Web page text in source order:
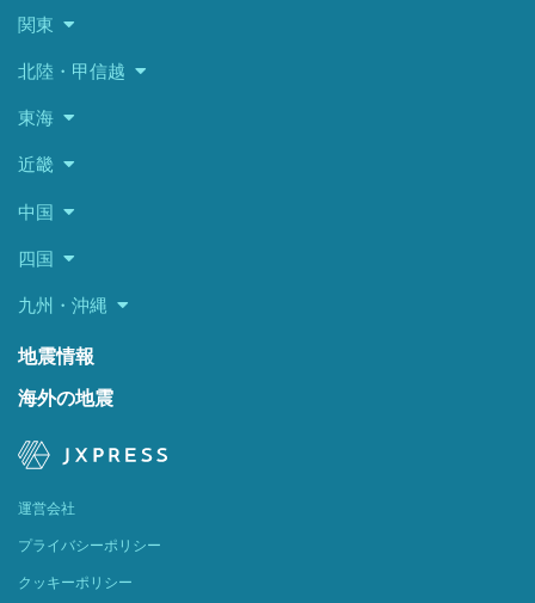
関東
北陸・甲信越
東海
近畿
中国
四国
九州・沖縄
地震情報
海外の地震
運営会社
プライバシーポリシー
クッキーポリシー